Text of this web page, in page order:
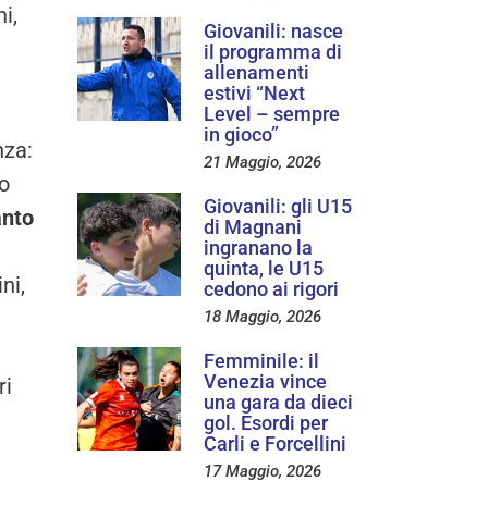
Giovanili: nasce
il programma di
allenamenti
estivi “Next
Level – sempre
in gioco”
21 Maggio, 2026
Giovanili: gli U15
di Magnani
ingranano la
quinta, le U15
cedono ai rigori
18 Maggio, 2026
Femminile: il
Venezia vince
una gara da dieci
gol. Esordi per
Carli e Forcellini
17 Maggio, 2026